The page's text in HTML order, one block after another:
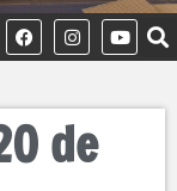
de